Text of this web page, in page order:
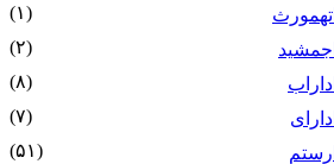
تهمورث
(۱)
جمشید
(۲)
داراب
(۸)
دارای
(۷)
رستم
(۵۱)